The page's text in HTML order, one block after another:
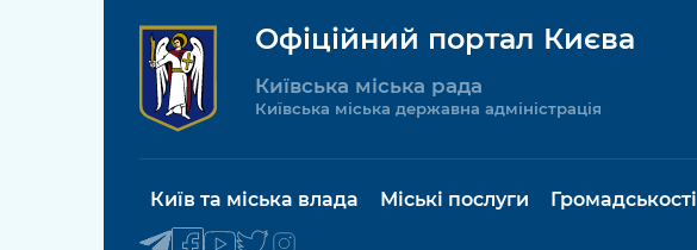
Офіційний портал Києва
Київська міська рада
Київська міська державна адміністрація
Київ та міська влада Міські послуги Громадськості